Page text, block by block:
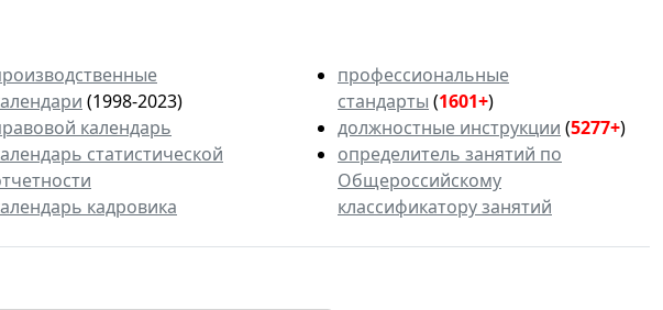
(1998-2023)
календарь
статистической
кадровика
профессиональные
стандарты (1601+)
должностные инструкции (5277+)
определитель занятий по
Общероссийскому
классификатору занятий